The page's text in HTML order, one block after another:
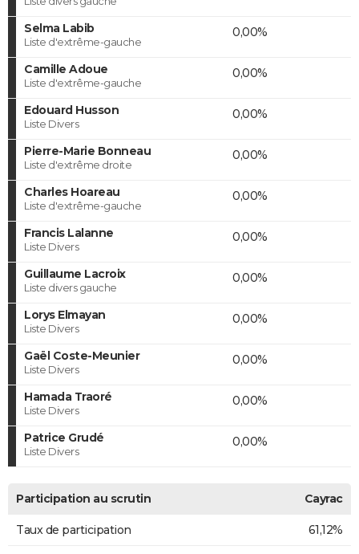
Selma Labib
Liste d'extrême-gauche
0,00%
Camille Adoue
Liste d'extrême-gauche
0,00%
Edouard Husson
Liste Divers
0,00%
Pierre-Marie Bonneau
Liste d'extrême droite
0,00%
Charles Hoareau
Liste d'extrême-gauche
0,00%
Francis Lalanne
Liste Divers
0,00%
Guillaume Lacroix
Liste divers gauche
0,00%
Lorys Elmayan
Liste Divers
0,00%
Gaël Coste-Meunier
Liste Divers
0,00%
Hamada Traoré
Liste Divers
0,00%
Patrice Grudé
Liste Divers
0,00%
Participation au scrutin Cayrac
Taux de participation 61,12%